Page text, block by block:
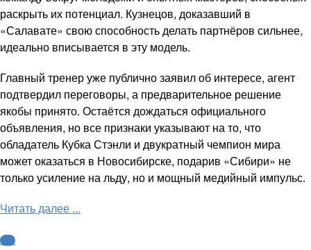
раскрыть их потенциал. Кузнецов, доказавший в
«Салавате» свою способность делать партнёров сильнее,
идеально вписывается в эту модель.
Главный тренер уже публично заявил об интересе, агент
подтвердил переговоры, а предварительное решение
якобы принято. Остаётся дождаться официального
объявления, но все признаки указывают на то, что
обладатель Кубка Стэнли и двукратный чемпион мира
может оказаться в Новосибирске, подарив «Сибири» не
только усиление на льду, но и мощный медийный импульс.
Читать далее ...
КХЛ